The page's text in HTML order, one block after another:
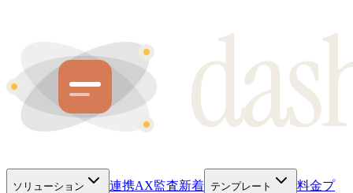
ソリューション 連携AX監査新着 テンプレート
料金プ